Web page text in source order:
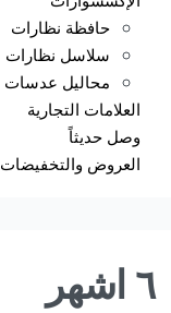
حافظة نظارات
سلاسل نظارات
محاليل عدسات
العلامات التجارية
وصل حديثاً
العروض والتخفيضات
٦ اشهر